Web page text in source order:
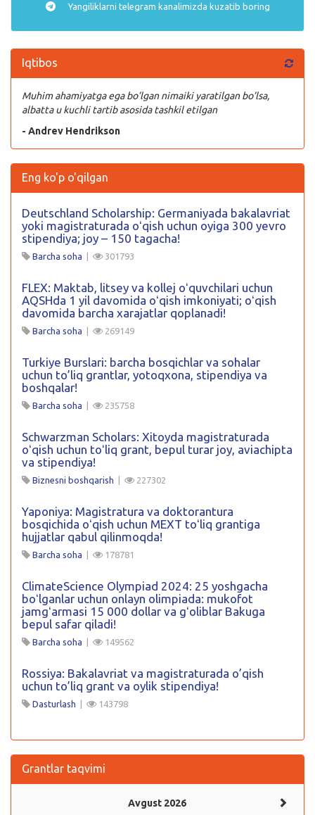
Yangiliklarni telegram kanalimizda kuzatib boring
Iqtibos
Muhim ahamiyatga ega bo’lgan nimaiki yaratilgan bo’lsa,
albatta u kuchli tartib asosida tashkil etilgan
- Andrev Hendrikson
Eng ko'p o'qilgan
Deutschland Scholarship: Germaniyada bakalavriat
yoki magistraturada oʻqish uchun oyiga 300 yevro
stipendiya; joy – 150 tagacha!
Barcha soha | 301793
FLEX: Maktab, litsey va kollej oʻquvchilari uchun
AQSHda 1 yil davomida oʻqish imkoniyati; oʻqish
davomida barcha xarajatlar qoplanadi!
Barcha soha | 269149
Turkiye Burslari: barcha bosqichlar va sohalar
uchun to’liq grantlar, yotoqxona, stipendiya va
boshqalar!
Barcha soha | 235758
Schwarzman Scholars: Xitoyda magistraturada
oʻqish uchun toʻliq grant, bepul turar joy, aviachipta
va stipendiya!
Biznesni boshqarish | 227302
Yaponiya: Magistratura va doktorantura
bosqichida oʻqish uchun MEXT toʻliq grantiga
hujjatlar qabul qilinmoqda!
Barcha soha | 178781
ClimateScience Olympiad 2024: 25 yoshgacha
boʻlganlar uchun onlayn olimpiada: mukofot
jamgʻarmasi 15 000 dollar va gʻoliblar Bakuga
bepul safar qiladi!
Barcha soha | 149562
Rossiya: Bakalavriat va magistraturada o’qish
uchun to’liq grant va oylik stipendiya!
Dasturlash | 143798
Grantlar taqvimi
Avgust 2026